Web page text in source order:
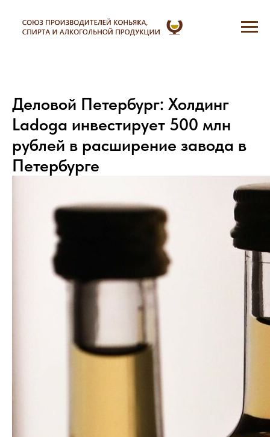
Деловой Петербург: Холдинг
Ladoga инвестирует 500 млн
рублей в расширение завода в
Петербурге